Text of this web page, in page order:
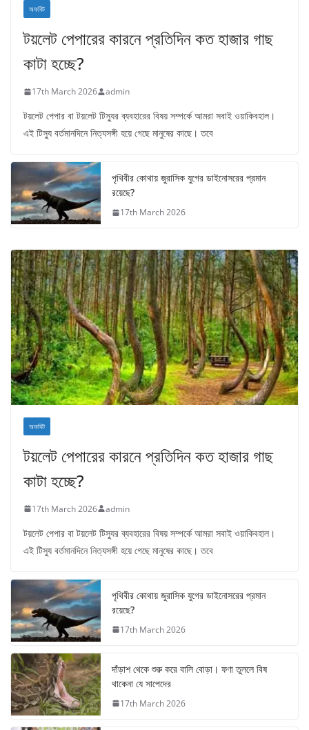
অফবিট
টয়লেট পেপারের কারনে প্রতিদিন কত হাজার গাছ
কাটা হচ্ছে?
17th March 2026 admin
টয়লেট পেপার বা টয়লেট টিস্যুর ব্যবহারের বিষয় সম্পর্কে আমরা সবাই ওয়াকিবহাল।
এই টিস্যু বর্তমানদিনে নিত্যসঙ্গী হয়ে গেছে মানুষের কাছে। তবে
পৃথিবীর কোথায় জুরাসিক যুগের ডাইনোসরের প্রমান
রয়েছে?
17th March 2026
অফবিট
টয়লেট পেপারের কারনে প্রতিদিন কত হাজার গাছ
কাটা হচ্ছে?
17th March 2026 admin
টয়লেট পেপার বা টয়লেট টিস্যুর ব্যবহারের বিষয় সম্পর্কে আমরা সবাই ওয়াকিবহাল।
এই টিস্যু বর্তমানদিনে নিত্যসঙ্গী হয়ে গেছে মানুষের কাছে। তবে
পৃথিবীর কোথায় জুরাসিক যুগের ডাইনোসরের প্রমান
রয়েছে?
17th March 2026
দাঁড়াশ থেকে শুরু করে বালি বোড়া। ফণা তুললে বিষ
থাকেনা যে সাপেদের
17th March 2026